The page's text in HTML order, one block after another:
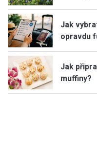
Jak
opravdu
Jak
muffiny?